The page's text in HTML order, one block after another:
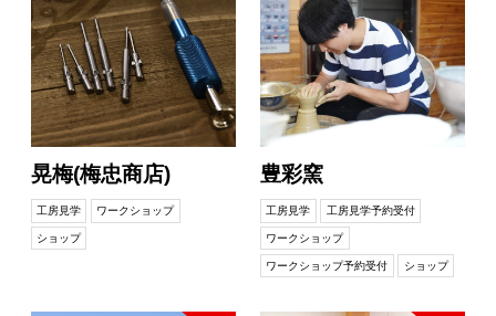
晃梅(梅忠商店)
工房見学 ワークショップ
ショップ
豊彩窯
工房見学 工房見学予約受付
ワークショップ
ワークショップ予約受付 ショップ